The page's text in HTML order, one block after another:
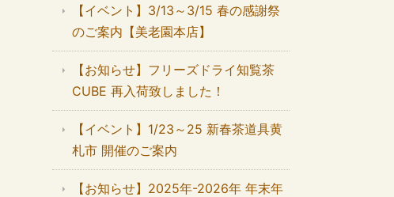
【イベント】3/13～3/15 春の感謝祭
のご案内【美老園本店】
【お知らせ】フリーズドライ知覧茶
CUBE 再入荷致しました！
【イベント】1/23～25 新春茶道具黄
札市 開催のご案内
【お知らせ】2025年-2026年 年末年